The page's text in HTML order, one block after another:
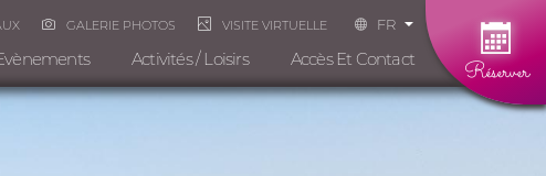
Réserver
Activités / Loisirs Accès Et Contact
FR
GALERIE PHOTOS VISITE VIRTUELLE